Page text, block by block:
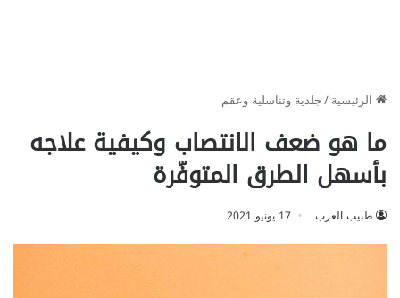
الرئيسية/جلدية وتناسلية وعقم
ما هو ضعف الانتصاب وكيفية علاجه
بأسهل الطرق المتوفّرة
طبيب العرب 17 يونيو 2021